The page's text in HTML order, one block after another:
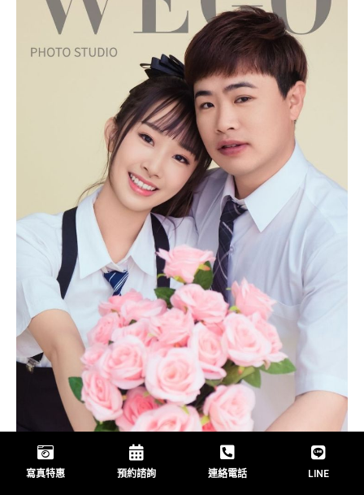
寫真特惠 預約諮詢 連絡電話 LINE